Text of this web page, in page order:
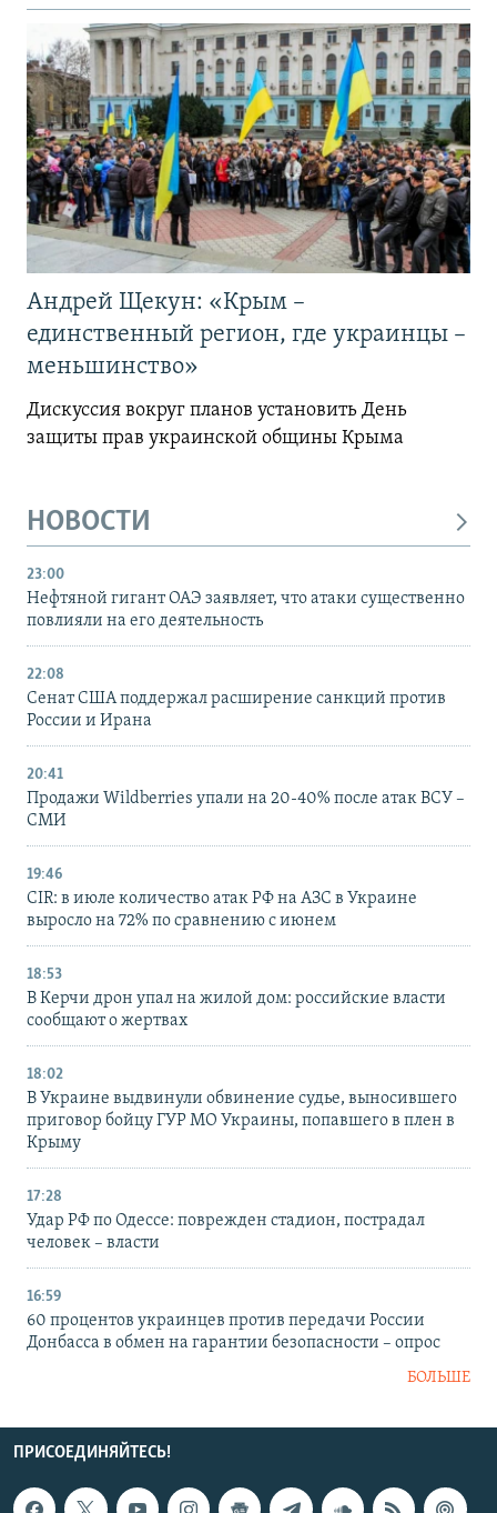
Андрей Щекун: «Крым –
единственный регион, где украинцы –
меньшинство»
Дискуссия вокруг планов установить День
защиты прав украинской общины Крыма
НОВОСТИ
23:00
Нефтяной гигант ОАЭ заявляет, что атаки существенно
повлияли на его деятельность
22:08
Сенат США поддержал расширение санкций против
России и Ирана
20:41
Продажи Wildberries упали на 20-40% после атак ВСУ –
СМИ
19:46
CIR: в июле количество атак РФ на АЗС в Украине
выросло на 72% по сравнению с июнем
18:53
В Керчи дрон упал на жилой дом: российские власти
сообщают о жертвах
18:02
В Украине выдвинули обвинение судье, выносившего
приговор бойцу ГУР МО Украины, попавшего в плен в
Крыму
17:28
Удар РФ по Одессе: поврежден стадион, пострадал
человек – власти
16:59
60 процентов украинцев против передачи России
Донбасса в обмен на гарантии безопасности – опрос
БОЛЬШЕ
ПРИСОЕДИНЯЙТЕСЬ!